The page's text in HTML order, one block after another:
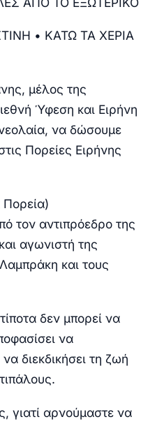
• ΚΑΤΩ ΤΑ ΧΕΡΙΑ
μέλος της
Ύφεση και Ειρήνη
να δώσουμε
Πορείες Ειρήνης
τον αντιπρόεδρο της
αγωνιστή της
και τους
δεν μπορεί να
να
διεκδικήσει τη ζωή
γιατί αρνούμαστε να